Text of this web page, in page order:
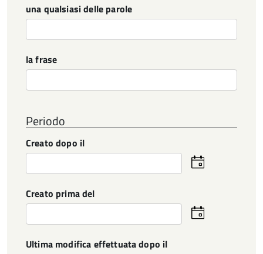
una qualsiasi delle parole
la frase
Periodo
Creato dopo il
Seleziona
la
Creato prima del
Seleziona
la
Ultima modifica effettuata dopo il